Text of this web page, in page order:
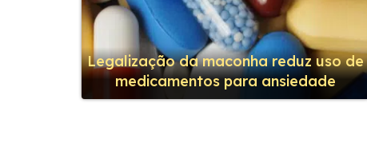
Legalização da maconha reduz uso de
medicamentos para ansiedade